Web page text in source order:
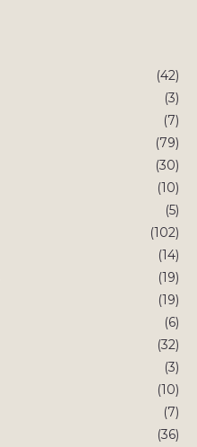
(42)
(3)
(7)
(79)
(30)
(10)
(5)
(102)
(14)
(19)
(19)
(6)
(32)
(3)
(10)
(7)
(36)